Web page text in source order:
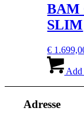
BAM
SLIM
€
Add
Adresse